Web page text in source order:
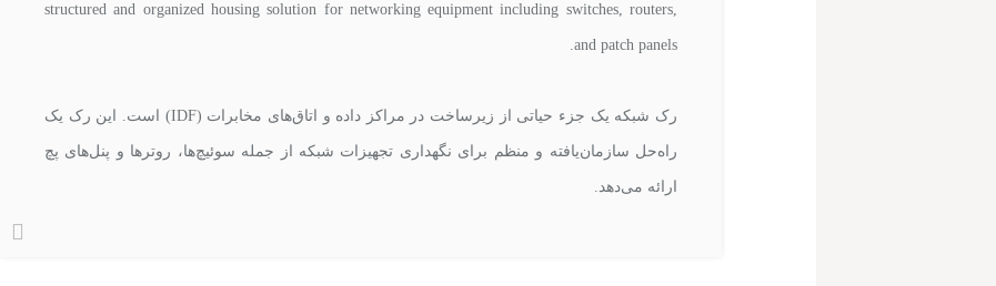
structured and organized housing solution for networking equipment including switches, routers,
and patch panels.
رک شبکه یک جزء حیاتی از زیرساخت در مراکز داده و اتاق‌های مخابرات (IDF) است. این رک یک
راه‌حل سازمان‌یافته و منظم برای نگهداری تجهیزات شبکه از جمله سوئیچ‌ها، روترها و پنل‌های پچ
ارائه می‌دهد.